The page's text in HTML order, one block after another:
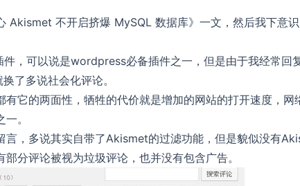
Akismet 不开启挤爆 MySQL 数据库》一文，然后我下意
，可以说是wordpress必备插件之一，但是由于我经常回
了多说社会化评论。
有它的两面性，牺牲的代价就是增加的网站的打开速度，网
。
言，多说其实自带了Akismet的过滤功能，但是貌似没有
分评论被视为垃圾评论，也并没有包含广告。